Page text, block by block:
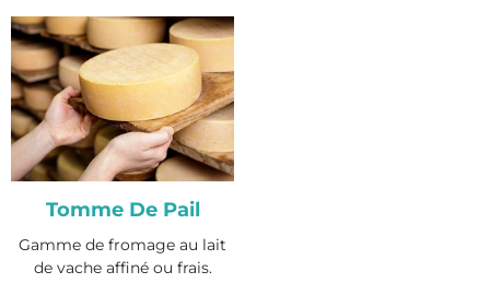
Tomme De Pail
Gamme de fromage au lait
de vache affiné ou frais.